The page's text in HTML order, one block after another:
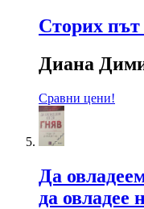
Сторих път
Диана
Сравни цени!
Да
да овладее